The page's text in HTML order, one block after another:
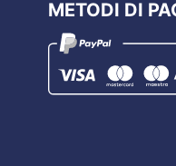
METODI DI